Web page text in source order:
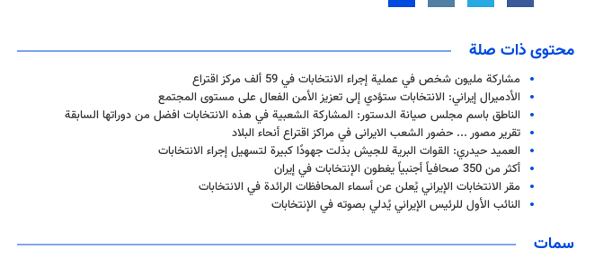
محتوى ذات صلة
مشاركة مليون شخص في عملية إجراء الانتخابات في 59 ألف مركز اقتراع
الأدميرال إيراني: الانتخابات ستؤدي إلى تعزيز الأمن الفعال على مستوى المجتمع
الناطق باسم مجلس صيانة الدستور: المشاركة الشعبية في هذه الانتخابات افضل من دوراتها السابقة
تقریر مصور ... حضور الشعب الایرانی في مراكز اقتراع أنحاء البلاد
العميد حيدري: القوات البرية للجيش بذلت جهودًا كبيرة لتسهيل إجراء الانتخابات
أكثر من 350 صحافياً أجنبياً يغطون الإنتخابات في إيران
مقر الانتخابات الإيراني يُعلن عن أسماء المحافظات الرائدة في الانتخابات
النائب الأول للرئيس الإيراني يُدلي بصوته في الإنتخابات
سمات